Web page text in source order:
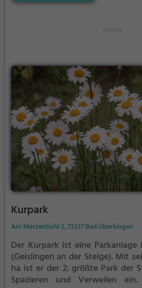
Kurpark
Am Merzenbühl 2, 73337 Bad Überkingen
Der Kurpark ist eine Parkanlage
(Geislingen an der Steige). Mit
ha ist er der 2. größte Park der
Spazieren und Verweilen ein.